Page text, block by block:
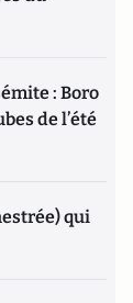
: Boro
de l’été
qui